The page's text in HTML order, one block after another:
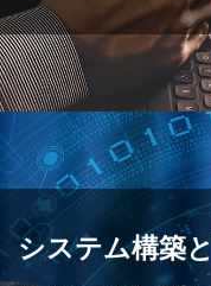
システム構築